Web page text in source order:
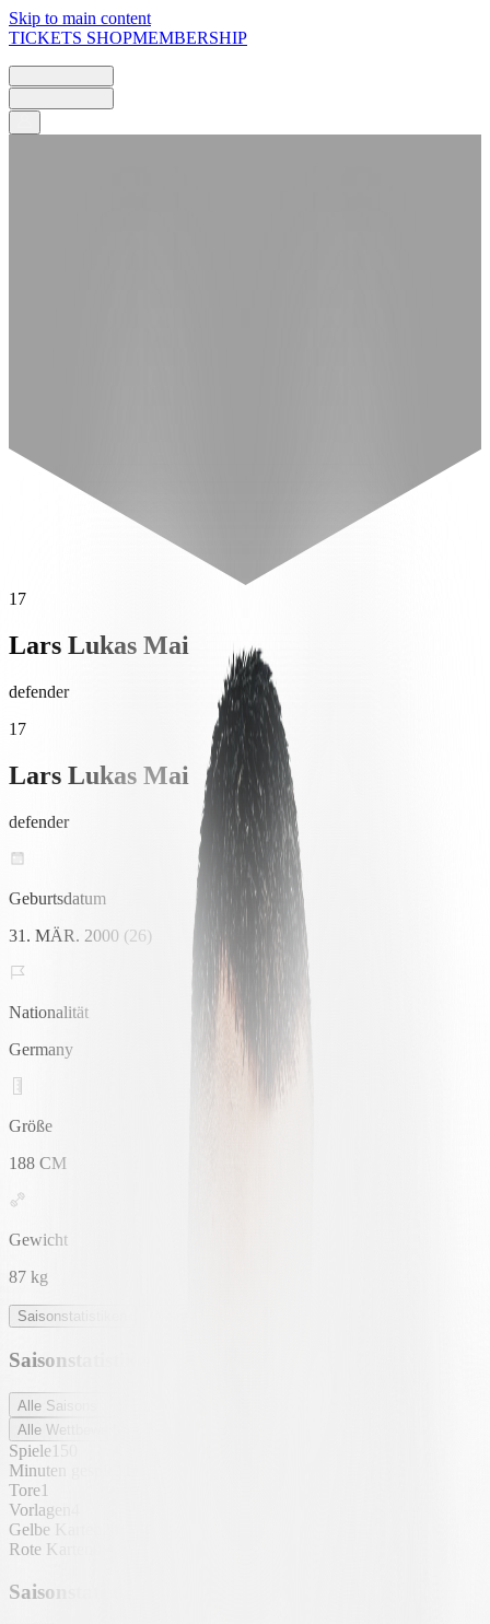
Skip to main content
TICKETS SHOPMEMBERSHIP
17
Lars Lukas Mai
defender
17
Lars Lukas Mai
defender
Geburtsdatum
31. MÄR. 2000 (26)
Nationalität
Germany
Größe
188 CM
Gewicht
87 kg
Saisonstatistiken
Saisonstatistiken
Alle Saisons
Alle Wettbewerbe
Spiele 150
Minuten gespielt
Tore1
Vorlagen
Gelbe Karten
Rote Karten
Saisonstatistiken